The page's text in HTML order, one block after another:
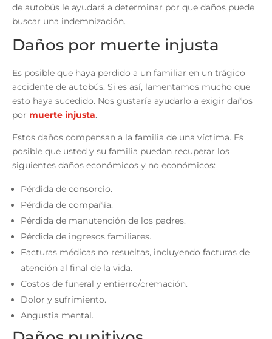
de autobús le ayudará a determinar por que daños puede
buscar una indemnización.
Daños por muerte injusta
Es posible que haya perdido a un familiar en un trágico
accidente de autobús. Si es así, lamentamos mucho que
esto haya sucedido. Nos gustaría ayudarlo a exigir daños
por muerte injusta.
Estos daños compensan a la familia de una víctima. Es
posible que usted y su familia puedan recuperar los
siguientes daños económicos y no económicos:
Pérdida de consorcio.
Pérdida de compañía.
Pérdida de manutención de los padres.
Pérdida de ingresos familiares.
Facturas médicas no resueltas, incluyendo facturas de
atención al final de la vida.
Costos de funeral y entierro/cremación.
Dolor y sufrimiento.
Angustia mental.